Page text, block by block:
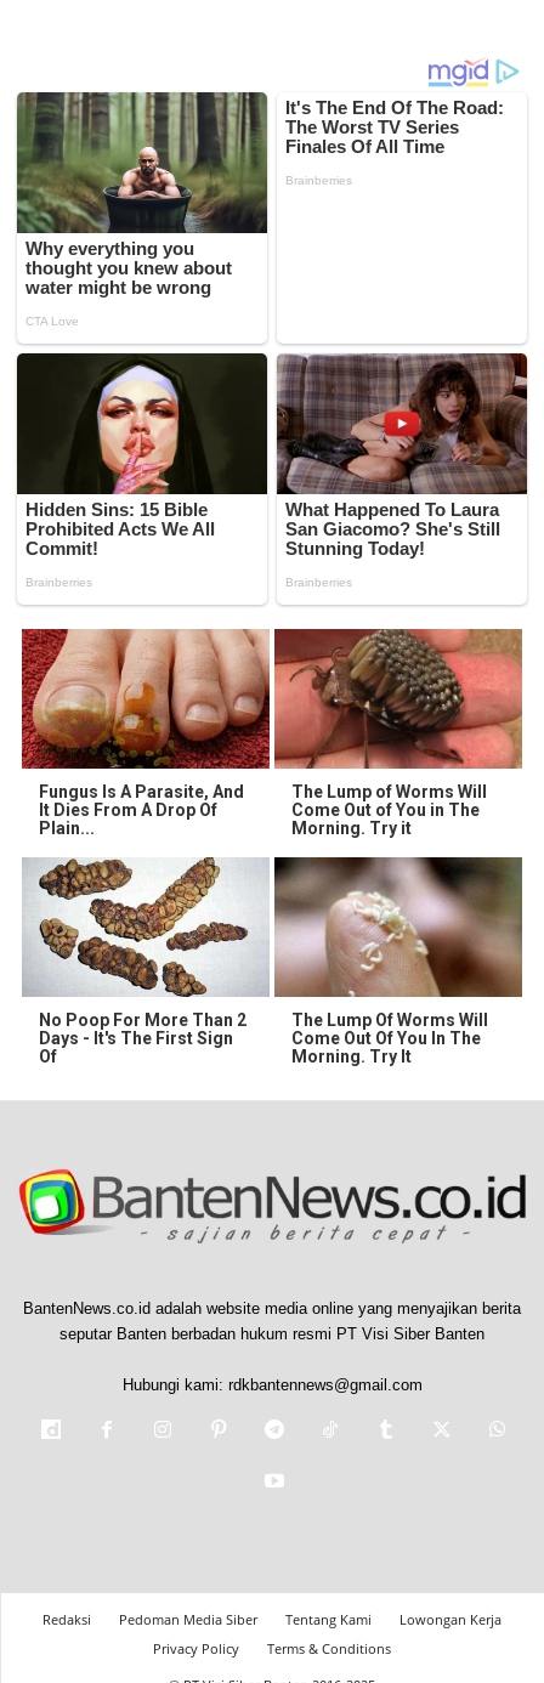
Fungus Is A Parasite, And
It Dies From A Drop Of
Plain...
The Lump of Worms Will
Come Out of You in The
Morning. Try it
No Poop For More Than 2
Days - It's The First Sign
Of
The Lump Of Worms Will
Come Out Of You In The
Morning. Try It
BantenNews.co.id adalah website media online yang menyajikan berita
seputar Banten berbadan hukum resmi PT Visi Siber Banten
Hubungi kami: rdkbantennews@gmail.com
Redaksi Pedoman Media Siber Tentang Kami
Lowongan Kerja
Privacy Policy
Terms & Conditions